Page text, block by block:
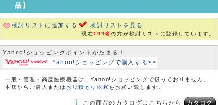
品】
検討リストに追加する 検討リストを見る
現在193名 の方が検討リストに登録しています。
Yahoo!ショッピングポイントがたまる！
Yahoo!ショッピングで購入する>>
一般・管理・高度医療機器は、Yahoo!ショッピングで扱っておりません。
本店からご購入または お見積もり依頼をお願い致します。
この商品のカタログはこちらから カタログ